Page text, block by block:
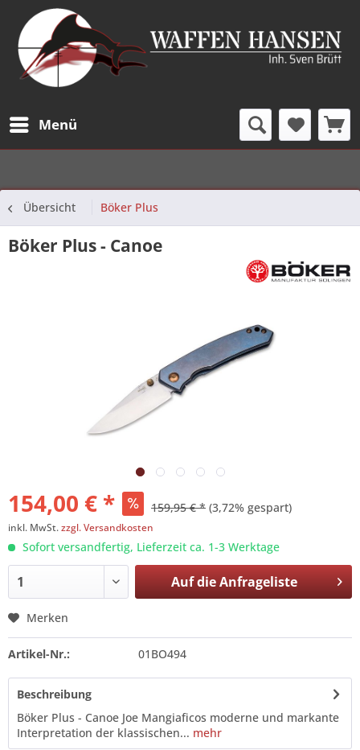
Menü
Übersicht Böker Plus
Böker Plus - Canoe
154,00 € * 159,95 € * (3,72% gespart)
inkl. MwSt.zzgl. Versandkosten
Sofort versandfertig, Lieferzeit ca. 1-3 Werktage
Auf dieAnfrageliste
Merken
Artikel-Nr.: 01BO494
Beschreibung
Böker Plus - Canoe Joe Mangiaficos moderne und markante
Interpretation der klassischen... mehr